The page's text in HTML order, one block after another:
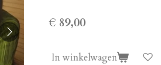
€ 89,00
In winkelwagen